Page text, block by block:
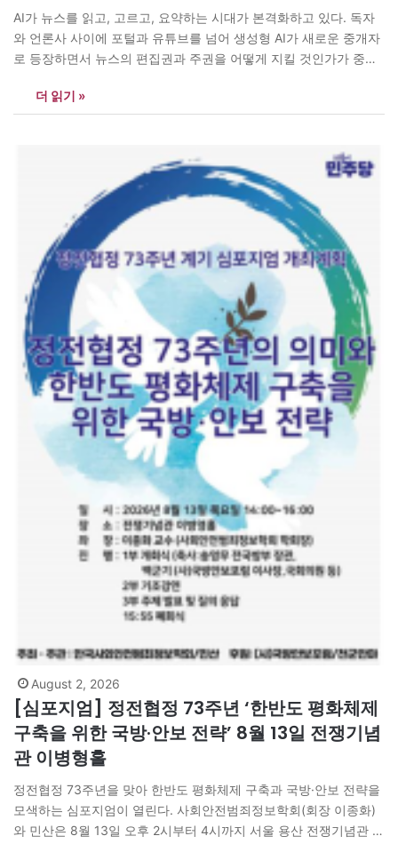
AI가 뉴스를 읽고, 고르고, 요약하는 시대가 본격화하고 있다. 독자
와 언론사 사이에 포털과 유튜브를 넘어 생성형 AI가 새로운 중개자
로 등장하면서 뉴스의 편집권과 주권을 어떻게 지킬 것인가가 중요
미디어연구소장은 신간 『AI시대, 나쁜뉴스 몰아내기-뉴스공급자협
더 읽기 »
August 2, 2026
[심포지엄] 정전협정 73주년 ‘한반도 평화체제
구축을 위한 국방·안보 전략’ 8월 13일 전쟁기념
관 이병형홀
정전협정 73주년을 맞아 한반도 평화체제 구축과 국방·안보 전략을
모색하는 심포지엄이 열린다. 사회안전범죄정보학회(회장 이종화)
와 민산은 8월 13일 오후 2시부터 4시까지 서울 용산 전쟁기념관 이